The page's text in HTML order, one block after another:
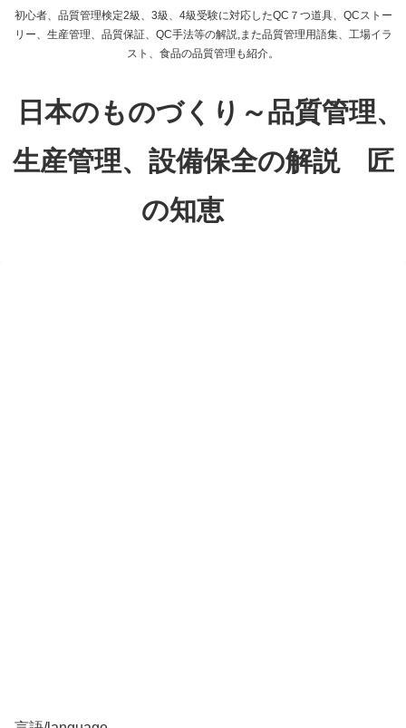
初心者、品質管理検定2級、3級、4級受験に対応したQC７つ道具、QCストー
リー、生産管理、品質保証、QC手法等の解説,また品質管理用語集、工場イラ
スト、食品の品質管理も紹介。
日本のものづくり～品質管理、
生産管理、設備保全の解説 匠
の知恵